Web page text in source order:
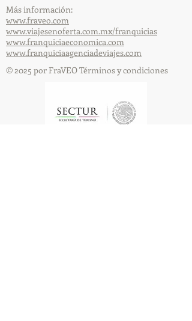
Más información:
www.fraveo.com
www.viajesenoferta.com.mx/franquicias
www.franquiciaeconomica.com
www.franquiciaagenciadeviajes.com
© 2025 por FraVEO Términos y condiciones